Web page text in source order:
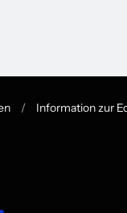
/ Information zur